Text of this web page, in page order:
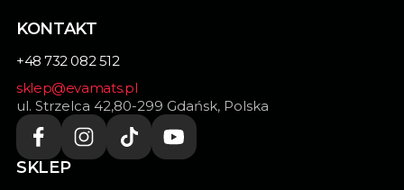
SKLEP
KONTAKT
+48 732 082 512
sklep@evamats.pl
ul. Strzelca 42,80-299 Gdańsk, Polska